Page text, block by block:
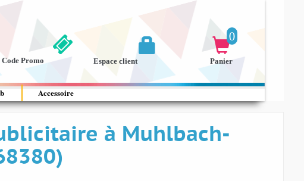
0

Panier

Espace client
Code Promo
Accessoire
à Muhlbach-